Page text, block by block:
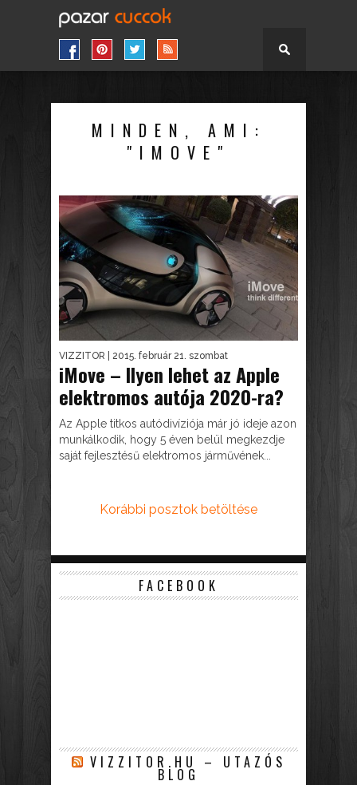
MINDEN, AMI:
"IMOVE"
VIZZITOR | 2015. február 21. szombat
iMove – Ilyen lehet az Apple
elektromos autója 2020-ra?
Az Apple titkos autódivíziója már jó ideje azon
munkálkodik, hogy 5 éven belül megkezdje
saját fejlesztésű elektromos járművének...
Korábbi posztok betöltése
FACEBOOK
VIZZITOR.HU – UTAZÓS
BLOG